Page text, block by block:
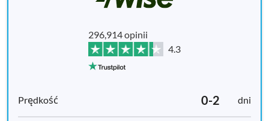
296,914 opinii
4.3
0-2 dni